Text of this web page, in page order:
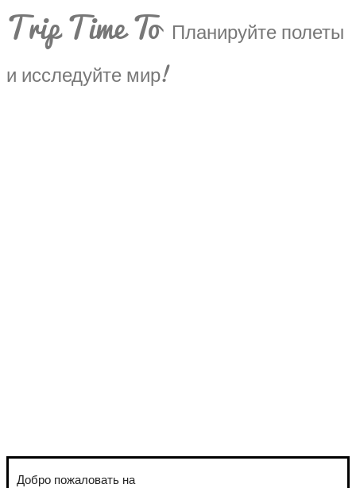
Trip Time To Планируйте полеты
и исследуйте мир!
Добро пожаловать на